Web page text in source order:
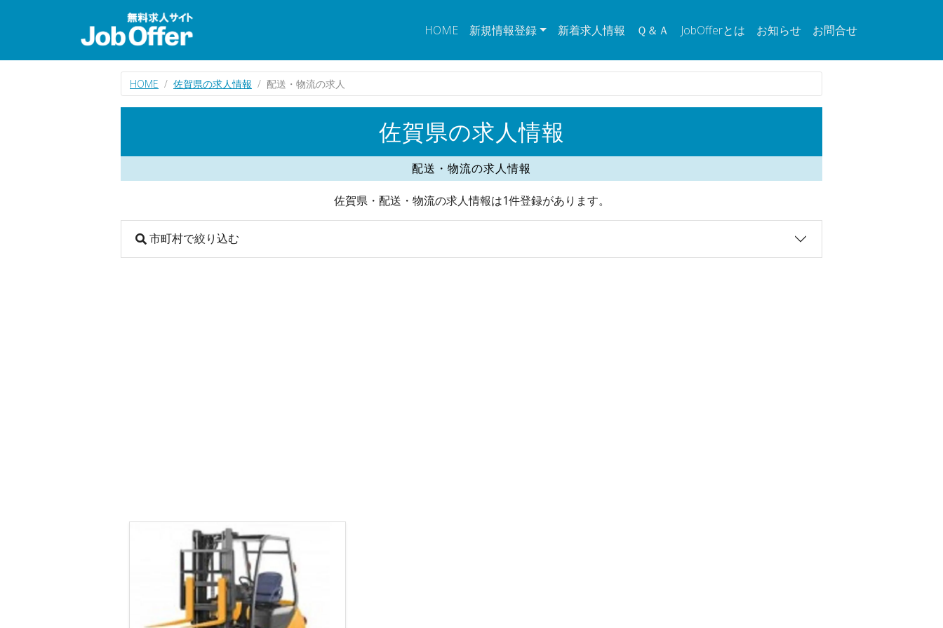
HOME 新規情報登録 新着求人情報 Ｑ＆Ａ JobOfferとは お知らせ お問合せ
HOME 佐賀県の求人情報 配送・物流の求人
佐賀県の求人情報
配送・物流の求人情報
佐賀県・配送・物流の求人情報は1件登録があります。
市町村で絞り込む